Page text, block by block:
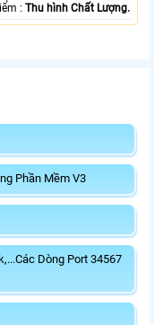
️🔈 Ưu Điểm :Thu hình Chất Lượng.
Phần Mềm V3
Dòng Port 34567